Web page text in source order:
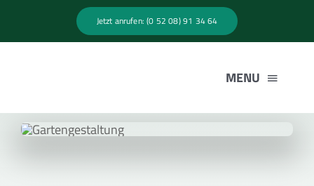
springen
Jetzt anrufen: (0 52 08) 91 34 64
MENU
HOME